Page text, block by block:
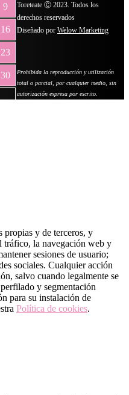
9
16
23
30
Toreteate Ⓒ 2023. Todos los
derechos reservados
Diseñado por Welow Marketing
Prohibida la reproducción y utilización
total o parcial, por cualquier medio, sin
autorización expresa por escrito.
propias y de terceros, y
tráfico, la navegación web y
sesiones de usuario;
sociales. Cualquier acción
salvo cuando legalmente se
y segmentación
para su instalación de
Política de cookies.